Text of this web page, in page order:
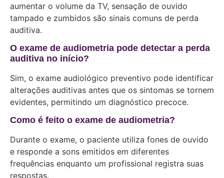
aumentar o volume da TV, sensação de ouvido
tampado e zumbidos são sinais comuns de perda
auditiva.
O exame de audiometria pode detectar a perda
auditiva no início?
Sim, o exame audiológico preventivo pode identificar
alterações auditivas antes que os sintomas se tornem
evidentes, permitindo um diagnóstico precoce.
Como é feito o exame de audiometria?
Durante o exame, o paciente utiliza fones de ouvido
e responde a sons emitidos em diferentes
frequências enquanto um profissional registra suas
respostas.